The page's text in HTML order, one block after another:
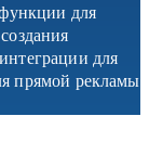
для
для
прямой рекламы